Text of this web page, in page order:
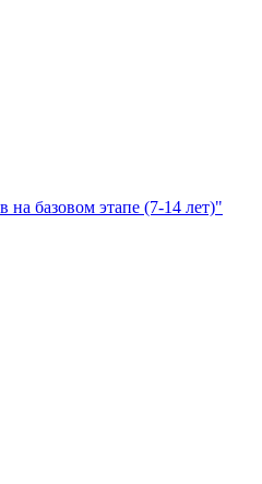
базовом этапе (7-14 лет)"